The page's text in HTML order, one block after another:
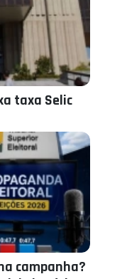
taxa Selic
campanha?